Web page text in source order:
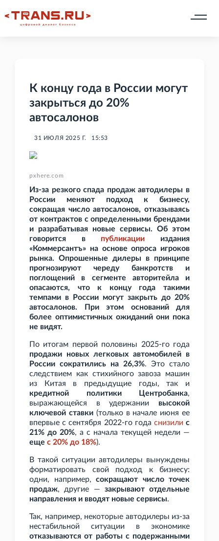
К концу года в России могут
закрыться до 20%
автосалонов
31 ИЮЛЯ 2025 Г. 15:53
pxhere.com
Из-за резкого спада продаж автодилеры в
России меняют подход к бизнесу,
сокращая число автосалонов, отказываясь
от контрактов с определенными брендами
и разрабатывая новые сервисы. Об этом
говорится в публикации издания
«Коммерсантъ» на основе опроса игроков
рынка. Опрошенные дилеры в принципе
прогнозируют череду банкротств и
поглощений в сегменте авторитейла и
опасаются, что к концу года такими
темпами в России могут закрыть до 20%
автосалонов. При этом оснований для
более оптимистичных ожиданий они пока
не видят.
По итогам первой половины 2025-го года
продажи новых легковых автомобилей в
России сократились на 26,3%. Это стало
следствием как стихийного завоза машин
из Китая в предыдущие годы, так и
кредитной политики Центробанка,
выражающейся в удержании высокой
ключевой ставки(только в начале июня ее
впервые с сентября 2022-го года снизили с
21% до 20%, а с начала текущей недели —
еще с 20% до 18%).
В такой ситуации автодилеры вынуждены
форматировать свой подход к бизнесу:
одни, например, сокращают число точек
продаж, другие — закрывают отдельные
направления и вводят новые сервисы.
Так, например, некоторые автодилеры из-за
нестабильной ситуации в экономике
отказываются от работы с подержанными